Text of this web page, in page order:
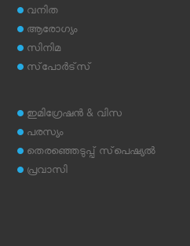
വനിത
ആരോഗ്യം
സിനിമ
സ്‌പോര്‍ട്‌സ്
ഇമിഗ്രേഷന്‍ & വിസ
പരസ്യം
തെരഞ്ഞെടുപ്പ് സ്‌പെഷ്യല്‍
പ്രവാസി